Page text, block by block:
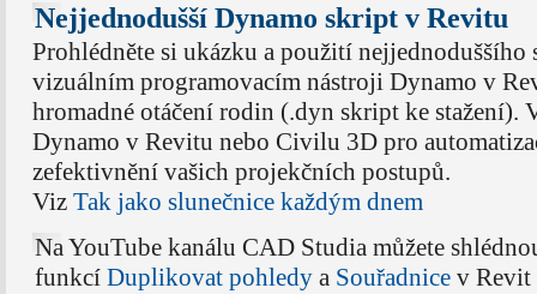
Nejjednodušší Dynamo skript v Revitu
Prohlédněte si ukázku a použití nejjednoduššího
vizuálním programovacím nástroji Dynamo v
hromadné otáčení rodin (.dyn skript ke stažení).
Dynamo v Revitu nebo Civilu 3D pro
zefektivnění vašich projekčních postupů.
Viz Tak jako slunečnice každým dnem
Na YouTube kanálu CAD Studia můžete
funkcí Duplikovat pohledya Souřadnicev Revit